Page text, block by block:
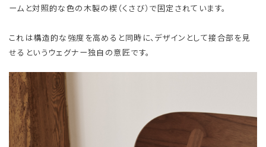
ームと対照的な色の木製の楔（くさび）で固定されています。
これは構造的な強度を高めると同時に、デザインとして接合部を見
せるというウェグナー独自の意匠です。